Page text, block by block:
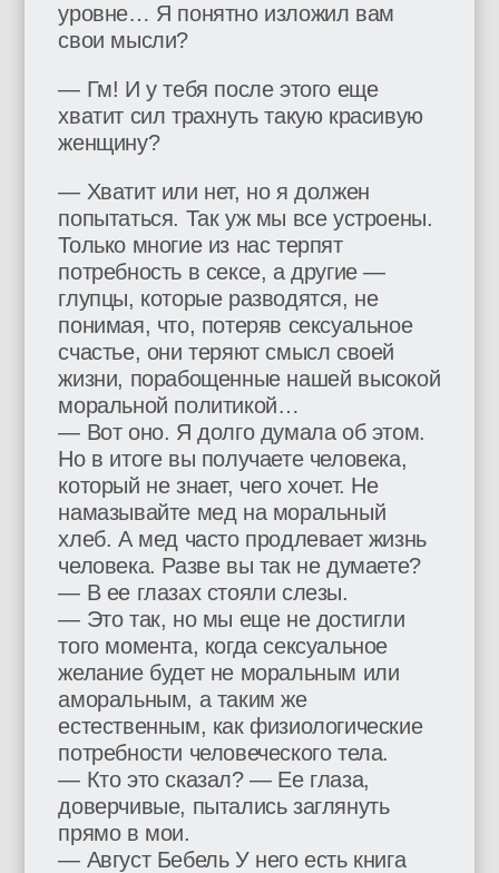
уровне… Я понятно изложил вам
свои мысли?
— Гм! И у тебя после этого еще
хватит сил трахнуть такую красивую
женщину?
— Хватит или нет, но я должен
попытаться. Так уж мы все устроены.
Только многие из нас терпят
потребность в сексе, а другие —
глупцы, которые разводятся, не
понимая, что, потеряв сексуальное
счастье, они теряют смысл своей
жизни, порабощенные нашей высокой
моральной политикой…
— Вот оно. Я долго думала об этом.
Но в итоге вы получаете человека,
который не знает, чего хочет. Не
намазывайте мед на моральный
хлеб. А мед часто продлевает жизнь
человека. Разве вы так не думаете?
— В ее глазах стояли слезы.
— Это так, но мы еще не достигли
того момента, когда сексуальное
желание будет не моральным или
аморальным, а таким же
естественным, как физиологические
потребности человеческого тела.
— Кто это сказал? — Ее глаза,
доверчивые, пытались заглянуть
прямо в мои.
— Август Бебель У него есть книга